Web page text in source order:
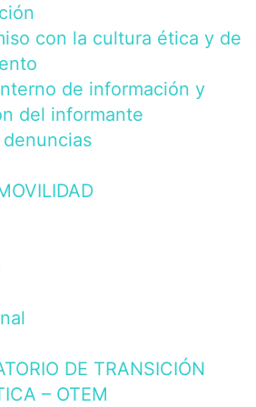
con la cultura ética y de
de información y
del informante
DE TRANSICIÓN
– OTEM